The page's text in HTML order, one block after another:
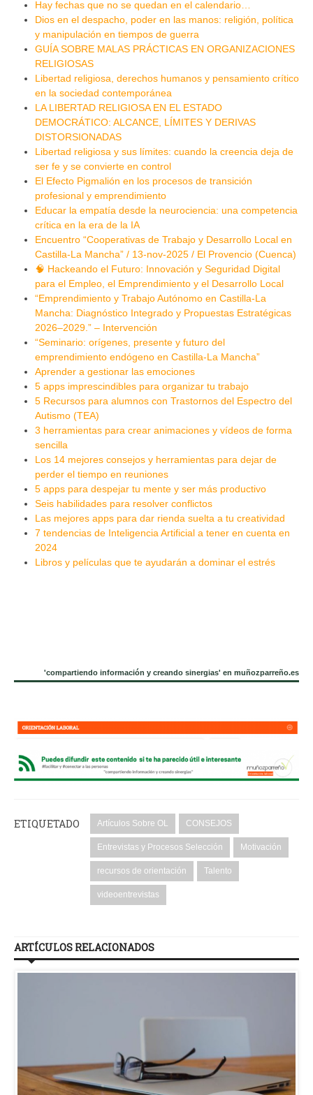
Hay fechas que no se quedan en el calendario…
Dios en el despacho, poder en las manos: religión, política
y manipulación en tiempos de guerra
GUÍA SOBRE MALAS PRÁCTICAS EN ORGANIZACIONES
RELIGIOSAS
Libertad religiosa, derechos humanos y pensamiento crítico
en la sociedad contemporánea
LA LIBERTAD RELIGIOSA EN EL ESTADO
DEMOCRÁTICO: ALCANCE, LÍMITES Y DERIVAS
DISTORSIONADAS
Libertad religiosa y sus límites: cuando la creencia deja de
ser fe y se convierte en control
El Efecto Pigmalión en los procesos de transición
profesional y emprendimiento
Educar la empatía desde la neurociencia: una competencia
crítica en la era de la IA
Encuentro “Cooperativas de Trabajo y Desarrollo Local en
Castilla-La Mancha” / 13-nov-2025 / El Provencio (Cuenca)
🧠 Hackeando el Futuro: Innovación y Seguridad Digital
para el Empleo, el Emprendimiento y el Desarrollo Local
“Emprendimiento y Trabajo Autónomo en Castilla-La
Mancha: Diagnóstico Integrado y Propuestas Estratégicas
2026–2029.” – Intervención
“Seminario: orígenes, presente y futuro del
emprendimiento endógeno en Castilla-La Mancha”
Aprender a gestionar las emociones
5 apps imprescindibles para organizar tu trabajo
5 Recursos para alumnos con Trastornos del Espectro del
Autismo (TEA)
3 herramientas para crear animaciones y vídeos de forma
sencilla
Los 14 mejores consejos y herramientas para dejar de
perder el tiempo en reuniones
5 apps para despejar tu mente y ser más productivo
Seis habilidades para resolver conflictos
Las mejores apps para dar rienda suelta a tu creatividad
7 tendencias de Inteligencia Artificial a tener en cuenta en
2024
Libros y películas que te ayudarán a dominar el estrés
'compartiendo información y creando sinergias' en muñozparreño.es
ETIQUETADO Artículos Sobre OL CONSEJOS
Entrevistas y Procesos Selección Motivación
recursos de orientación Talento
videoentrevistas
ARTÍCULOS RELACIONADOS